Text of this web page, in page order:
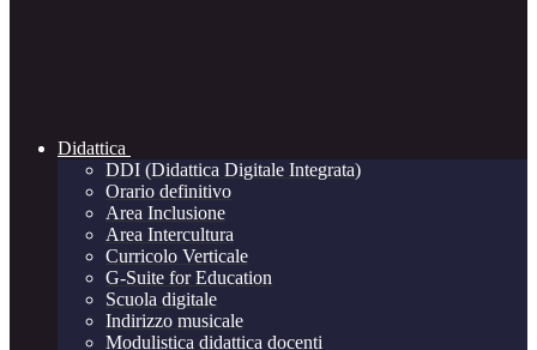
Didattica
DDI (Didattica Digitale Integrata)
Orario definitivo
Area Inclusione
Area Intercultura
Curricolo Verticale
G-Suite for Education
Scuola digitale
Indirizzo musicale
Modulistica didattica docenti